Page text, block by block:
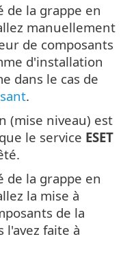
de la grappe en
manuellement
de composants
d'installation
dans le cas de
.
(mise niveau) est
le service ESET
de la grappe en
la mise à
de la
l'avez faite à